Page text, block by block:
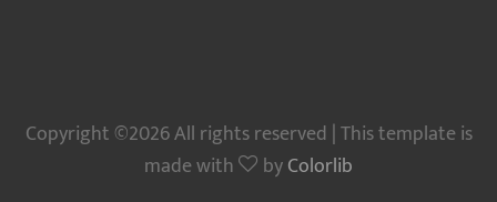
Copyright ©2026 All rights reserved | This template is
made with
byColorlib